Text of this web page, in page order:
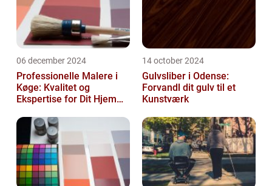
06 december 2024
Professionelle Malere i
Køge: Kvalitet og
Ekspertise for Dit Hjem
14 october 2024
Gulvsliber i Odense:
Forvandl dit gulv til et
Kunstværk